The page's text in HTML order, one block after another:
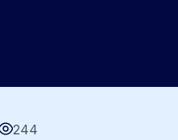
244